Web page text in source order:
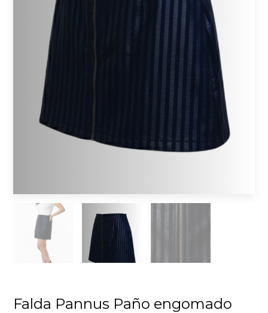
Falda Pannus Paño engomado